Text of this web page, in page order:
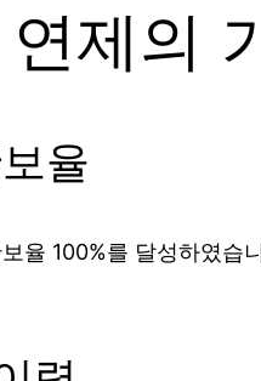
제의
율
율 100%를 달성하였